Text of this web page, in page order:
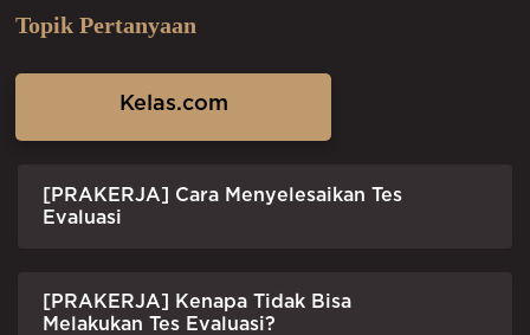
Topik Pertanyaan
Kelas.com
[PRAKERJA] Cara Menyelesaikan Tes
Evaluasi
[PRAKERJA] Kenapa Tidak Bisa
Melakukan Tes Evaluasi?